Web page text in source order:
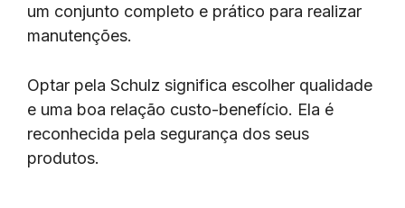
um conjunto completo e prático para realizar
manutenções.
Optar pela Schulz significa escolher qualidade
e uma boa relação custo-benefício. Ela é
reconhecida pela segurança dos seus
produtos.